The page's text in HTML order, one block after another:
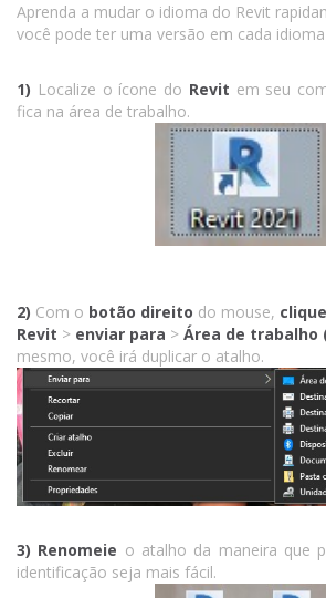
Aprenda a mudar o idioma do Revit
você pode ter uma versão em cada
1) Localize o ícone do Revit em seu
fica na área de trabalho.
2) Com o botão direito do mouse, clique
Revit > enviar para > Área de trabalho
mesmo, você irá duplicar o atalho.
3) Renomeie o atalho da maneira que
identificação seja mais fácil.